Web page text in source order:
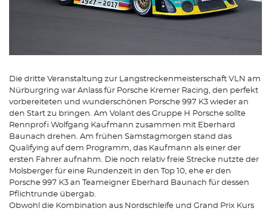
Die dritte Veranstaltung zur Langstreckenmeisterschaft VLN am
Nürburgring war Anlass für Porsche Kremer Racing, den perfekt
vorbereiteten und wunderschönen Porsche 997 K3 wieder an
den Start zu bringen. Am Volant des Gruppe H Porsche sollte
Rennprofi Wolfgang Kaufmann zusammen mit Eberhard
Baunach drehen. Am frühen Samstagmorgen stand das
Qualifying auf dem Programm, das Kaufmann als einer der
ersten Fahrer aufnahm. Die noch relativ freie Strecke nutzte der
Molsberger für eine Rundenzeit in den Top 10, ehe er den
Porsche 997 K3 an Teameigner Eberhard Baunach für dessen
Pflichtrunde übergab.
Obwohl die Kombination aus Nordschleife und Grand Prix Kurs